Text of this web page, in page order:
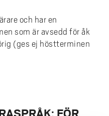
och har en
som är avsedd för åk
(ges ej höstterminen
FÖR